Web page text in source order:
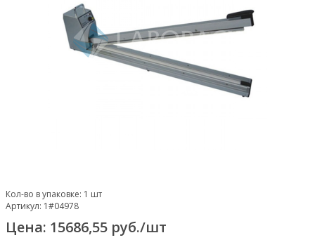
Кол-во в упаковке: 1 шт
Артикул: 1#04978
Цена: 15686,55 руб./шт